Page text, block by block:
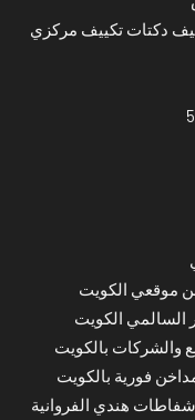
دكتات تكييف مركزي
موقعي الكويت
السالمي الكويت
والشركات بالكويت
فورية بالكويت
هندي الفروانية